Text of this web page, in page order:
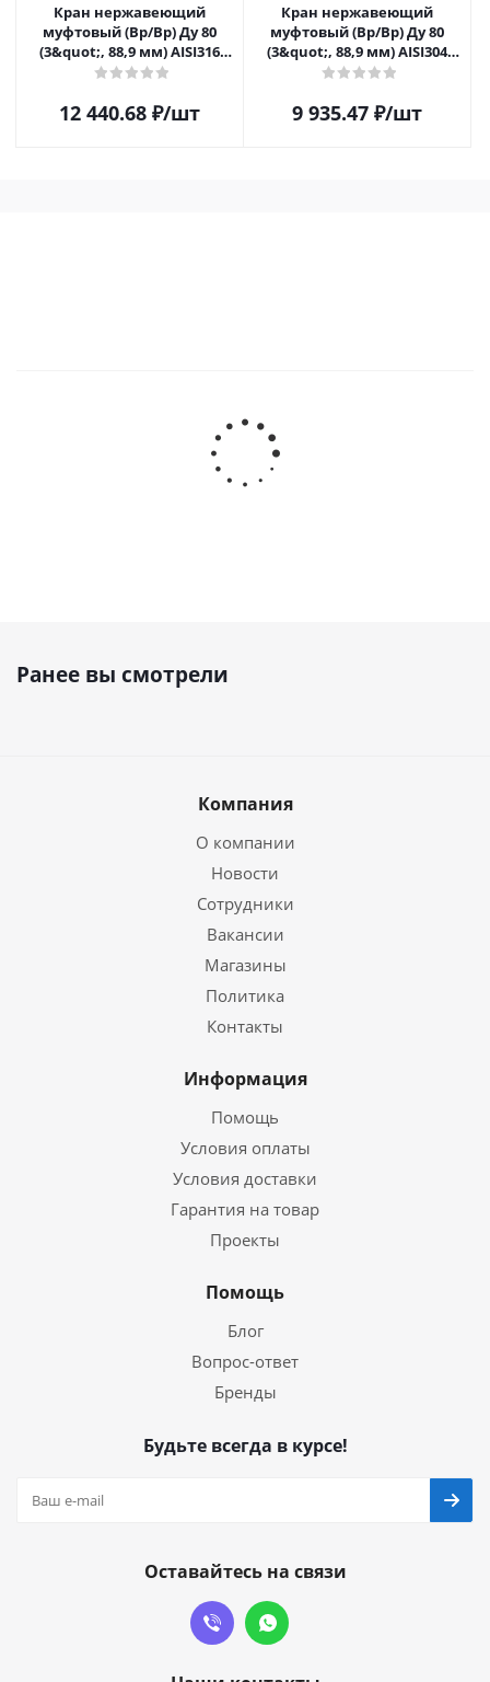
Кран нержавеющий
муфтовый (Вр/Вр) Ду 80
(3&quot;, 88,9 мм) AISI316
(CF8M), полнопроходной,
(2PC) с блокировкой ручки
12 440.68 ₽/шт
Кран нержавеющий
муфтовый (Вр/Вр) Ду 80
(3&quot;, 88,9 мм) AISI304
(CF8), полнопроходной,
(2PC) с блокировкой ручки
9 935.47 ₽/шт
Ранее вы смотрели
Компания
О компании
Новости
Сотрудники
Вакансии
Магазины
Политика
Контакты
Информация
Помощь
Условия оплаты
Условия доставки
Гарантия на товар
Проекты
Помощь
Блог
Вопрос-ответ
Бренды
Будьте всегда в курсе!
Оставайтесь на связи